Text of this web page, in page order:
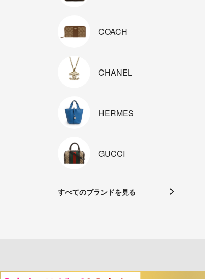
COACH
CHANEL
HERMES
GUCCI
すべてのブランドを見る